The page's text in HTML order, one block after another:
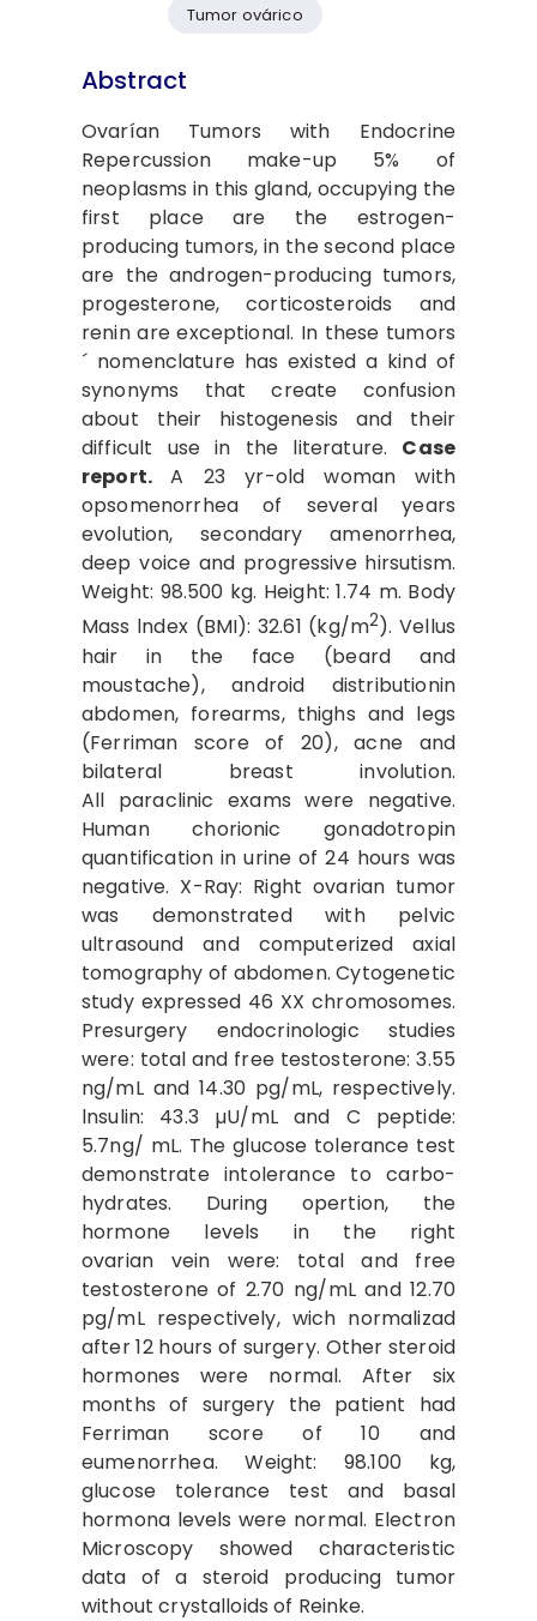
Tumor ovárico
Abstract
Ovarían Tumors with Endocrine
Repercussion make-up 5% of
neoplasms in this gland, occupying the
first place are the estrogen-
producing tumors, in the second place
are the androgen-producing tumors,
progesterone, corticos­teroids and
renin are exceptional. In these tumors
´ nomenclature has existed a kind of
synonyms that create confusion
about their histo­genesis and their
difficult use in the literature. Case
report.A 23 yr-old woman with
opsomenorrhea of several years
evolution, secondary amenorrhea,
deep voice and progressive hirsutism.
Weight: 98.500 kg. Height: 1.74 m. Body
Mass lndex (BMI): 32.61 (kg/m2). Vellus
hair in the face (beard and
moustache), android distributionin
abdomen, forearms, thighs and legs
(Ferriman score of 20), acne and
bilateral breast involution.
All paraclinic exams were negative.
Human chorionic gonadotropin
quantification in urine of 24 hours was
negative. X-Ray: Right ovarian tumor
was demonstrated with pelvic
ultrasound and computerized axial
tomography of abdomen. Cyto­genetic
study expressed 46 XX chromosomes.
Presurgery endocri­nologic studies
were: total and free testosterone: 3.55
ng/mL and 14.30 pg/mL, respectively.
lnsulin: 43.3 µU/mL and C peptide:
5.7ng/ mL. The glucose tolerance test
demonstrate intolerance to carbo­
hydrates. During opertion, the
hormone levels in the right
ovarian vein were: total and free
testos­terone of 2.70 ng/mL and 12.70
pg/mL respectively, wich normalizad
after 12 hours of surgery. Other steroid
hormones were normal. After six
months of surgery the patient had
Ferriman score of 10 and
eumenorrhea. Weight: 98.100 kg,
glucose tolerance test and basal
hormona levels were normal. Elec­tron
Microscopy showed charac­teristic
data of a steroid producing tumor
without crystalloids of Reinke.